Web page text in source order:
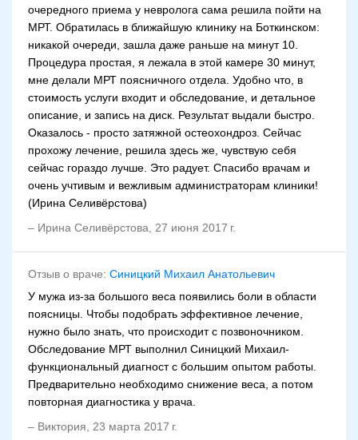
очередного приема у невролога сама решила пойти на
МРТ. Обратилась в ближайшую клинику на Боткинском:
никакой очереди, зашла даже раньше на минут 10.
Процедура простая, я лежала в этой камере 30 минут,
мне делали МРТ поясничного отдела. Удобно что, в
стоимость услуги входит и обследование, и детальное
описание, и запись на диск. Результат выдали быстро.
Оказалось - просто затяжной остеохондроз. Сейчас
прохожу лечение, решила здесь же, чувствую себя
сейчас гораздо лучше. Это радует. Спасибо врачам и
очень учтивым и вежливым администраторам клиники!
(Ирина Селивёрстова)
– Ирина Селивёрстова 27 июня 2017 г.
Отзыв о враче: Синицкий Михаил Анатольевич
У мужа из-за большого веса появились боли в области
поясницы. Чтобы подобрать эффективное лечение,
нужно было знать, что происходит с позвоночником.
Обследование МРТ выполнил Синицкий Михаил-
функциональный диагност с большим опытом работы.
Предварительно необходимо снижение веса, а потом
повторная диагностика у врача.
– Виктория 23 марта 2017 г.